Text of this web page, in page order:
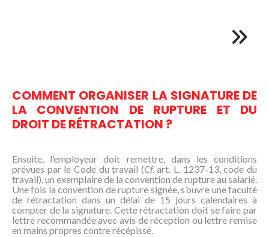
COMMENT ORGANISER LA SIGNATURE DE
LA CONVENTION DE RUPTURE ET DU
DROIT DE RÉTRACTATION ?
Ensuite, l’employeur doit remettre, dans les conditions
prévues par le Code du travail (Cf. art. L. 1237-13, code du
travail), un exemplaire de la convention de rupture au salarié.
Une fois la convention de rupture signée, s’ouvre une faculté
de rétractation dans un délai de 15 jours calendaires à
compter de la signature. Cette rétractation doit se faire par
lettre recommandée avec avis de réception ou lettre remise
en mains propres contre récépissé.